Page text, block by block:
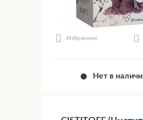
Избранное
Нет в